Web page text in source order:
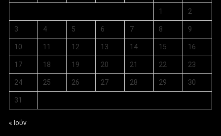
1 2
3 4 5 6 7 8 9
10 11 12 13 14 15 16
17 18 19 20 21 22 23
24 25 26 27 28 29 30
31
« Ιούν